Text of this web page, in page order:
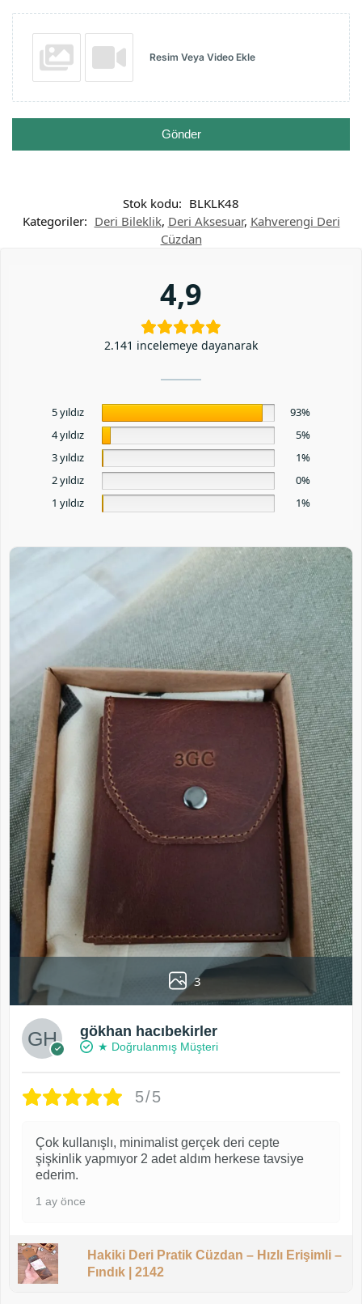
Resim Veya Video Ekle
Gönder
Stok kodu: BLKLK48
Kategoriler: Deri Bileklik, Deri Aksesuar, Kahverengi Deri
Cüzdan
4,9
2.141 incelemeye dayanarak
5 yıldız
93%
4 yıldız
5%
3 yıldız
1%
2 yıldız
0%
1 yıldız
1%
3
gökhan hacıbekirler
★ Doğrulanmış Müşteri
5/5
Çok kullanışlı, minimalist gerçek deri cepte
şişkinlik yapmıyor 2 adet aldım herkese tavsiye
ederim.
1 ay önce
Hakiki Deri Pratik Cüzdan – Hızlı Erişimli –
Fındık | 2142